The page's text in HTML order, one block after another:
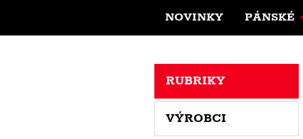
NOVINKY PÁNSKÉ
RUBRIKY
VÝROBCI